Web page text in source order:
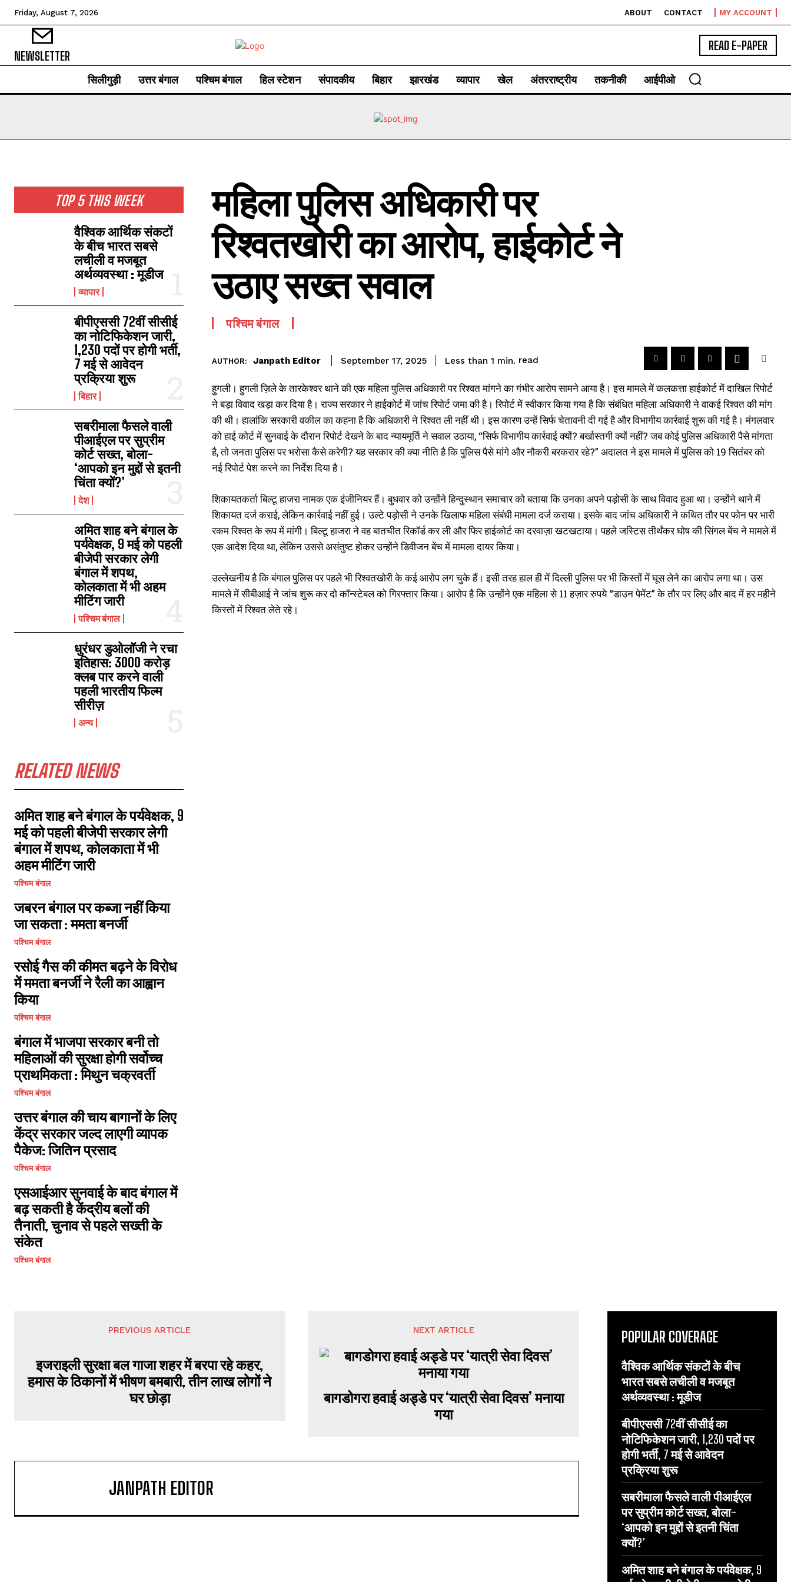
Friday, August 7, 2026 ABOUT CONTACT MY ACCOUNT
NEWSLETTER
READ E-PAPER
सिलीगुड़ी उत्तर बंगाल पश्चिम बंगाल हिल स्टेशन संपादकीय बिहार झारखंड व्यापार खेल अंतरराष्ट्रीय तकनीकी आईपीओ
TOP 5 THIS WEEK
वैश्विक आर्थिक संकटों
के बीच भारत सबसे
लचीली व मजबूत
अर्थव्यवस्था : मूडीज
व्यापार
बीपीएससी 72वीं सीसीई
का नोटिफिकेशन जारी,
1,230 पदों पर होगी भर्ती,
7 मई से आवेदन
प्रक्रिया शुरू
बिहार
सबरीमाला फैसले वाली
पीआईएल पर सुप्रीम
कोर्ट सख्त, बोला-
‘आपको इन मुद्दों से इतनी
चिंता क्यों?’
देश
अमित शाह बने बंगाल के
पर्यवेक्षक, 9 मई को पहली
बीजेपी सरकार लेगी
बंगाल में शपथ,
कोलकाता में भी अहम
मीटिंग जारी
पश्चिम बंगाल
धुरंधर डुओलॉजी ने रचा
इतिहास: 3000 करोड़
क्लब पार करने वाली
पहली भारतीय फिल्म
सीरीज़
अन्य
RELATED NEWS
अमित शाह बने बंगाल के पर्यवेक्षक, 9
मई को पहली बीजेपी सरकार लेगी
बंगाल में शपथ, कोलकाता में भी
अहम मीटिंग जारी
पश्चिम बंगाल
जबरन बंगाल पर कब्जा नहीं किया
जा सकता : ममता बनर्जी
पश्चिम बंगाल
रसोई गैस की कीमत बढ़ने के विरोध
में ममता बनर्जी ने रैली का आह्वान
किया
पश्चिम बंगाल
बंगाल में भाजपा सरकार बनी तो
महिलाओं की सुरक्षा होगी सर्वोच्च
प्राथमिकता : मिथुन चक्रवर्ती
पश्चिम बंगाल
उत्तर बंगाल की चाय बागानों के लिए
केंद्र सरकार जल्द लाएगी व्यापक
पैकेज: जितिन प्रसाद
पश्चिम बंगाल
एसआईआर सुनवाई के बाद बंगाल में
बढ़ सकती है केंद्रीय बलों की
तैनाती, चुनाव से पहले सख्ती के
संकेत
पश्चिम बंगाल
महिला पुलिस अधिकारी पर
रिश्वतखोरी का आरोप, हाईकोर्ट ने
उठाए सख्त सवाल
पश्चिम बंगाल
AUTHOR: Janpath Editor September 17, 2025 Less than 1 min. read
हुगली। हुगली ज़िले के तारकेश्वर थाने की एक महिला पुलिस अधिकारी पर रिश्वत मांगने का गंभीर आरोप सामने आया है। इस मामले में कलकत्ता हाईकोर्ट में दाखिल रिपोर्ट
ने बड़ा विवाद खड़ा कर दिया है। राज्य सरकार ने हाईकोर्ट में जांच रिपोर्ट जमा की है। रिपोर्ट में स्वीकार किया गया है कि संबंधित महिला अधिकारी ने वाकई रिश्वत की मांग
की थी। हालांकि सरकारी वकील का कहना है कि अधिकारी ने रिश्वत ली नहीं थी। इस कारण उन्हें सिर्फ चेतावनी दी गई है और विभागीय कार्रवाई शुरू की गई है। मंगलवार
को हाई कोर्ट में सुनवाई के दौरान रिपोर्ट देखने के बाद न्यायमूर्ति ने सवाल उठाया, “सिर्फ विभागीय कार्रवाई क्यों? बर्खास्तगी क्यों नहीं? जब कोई पुलिस अधिकारी पैसे मांगता
है, तो जनता पुलिस पर भरोसा कैसे करेगी? यह सरकार की क्या नीति है कि पुलिस पैसे मांगे और नौकरी बरकरार रहे?” अदालत ने इस मामले में पुलिस को 19 सितंबर को
नई रिपोर्ट पेश करने का निर्देश दिया है।
शिकायतकर्ता बिल्टू हाजरा नामक एक इंजीनियर हैं। बुधवार को उन्होंने हिन्दुस्थान समाचार को बताया कि उनका अपने पड़ोसी के साथ विवाद हुआ था। उन्होंने थाने में
शिकायत दर्ज कराई, लेकिन कार्रवाई नहीं हुई। उल्टे पड़ोसी ने उनके खिलाफ महिला संबंधी मामला दर्ज कराया। इसके बाद जांच अधिकारी ने कथित तौर पर फोन पर भारी
रकम रिश्वत के रूप में मांगी। बिल्टू हाजरा ने वह बातचीत रिकॉर्ड कर ली और फिर हाईकोर्ट का दरवाज़ा खटखटाया। पहले जस्टिस तीर्थंकर घोष की सिंगल बेंच ने मामले में
एक आदेश दिया था, लेकिन उससे असंतुष्ट होकर उन्होंने डिवीजन बेंच में मामला दायर किया।
उल्लेखनीय है कि बंगाल पुलिस पर पहले भी रिश्वतखोरी के कई आरोप लग चुके हैं। इसी तरह हाल ही में दिल्ली पुलिस पर भी किस्तों में घूस लेने का आरोप लगा था। उस
मामले में सीबीआई ने जांच शुरू कर दो कॉन्स्टेबल को गिरफ्तार किया। आरोप है कि उन्होंने एक महिला से 11 हज़ार रुपये “डाउन पेमेंट” के तौर पर लिए और बाद में हर महीने
किस्तों में रिश्वत लेते रहे।
PREVIOUS ARTICLE
इजराइली सुरक्षा बल गाजा शहर में बरपा रहे कहर,
हमास के ठिकानों में भीषण बमबारी, तीन लाख लोगों ने
घर छोड़ा
NEXT ARTICLE
बागडोगरा हवाई अड्डे पर ‘यात्री सेवा दिवस’ मनाया
गया
JANPATH EDITOR
POPULAR COVERAGE
वैश्विक आर्थिक संकटों के बीच
भारत सबसे लचीली व मजबूत
अर्थव्यवस्था : मूडीज
बीपीएससी 72वीं सीसीई का
नोटिफिकेशन जारी, 1,230 पदों पर
होगी भर्ती, 7 मई से आवेदन
प्रक्रिया शुरू
सबरीमाला फैसले वाली पीआईएल
पर सुप्रीम कोर्ट सख्त, बोला-
‘आपको इन मुद्दों से इतनी चिंता
क्यों?’
अमित शाह बने बंगाल के पर्यवेक्षक, 9